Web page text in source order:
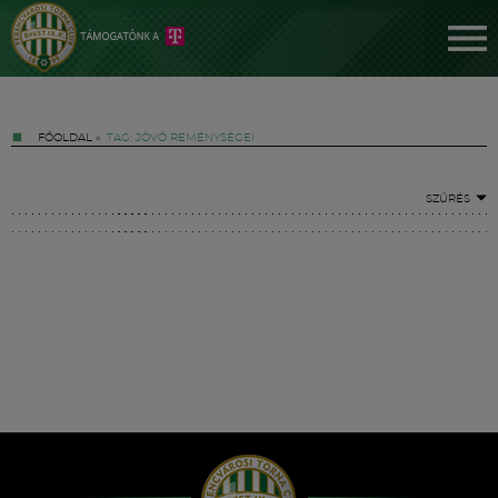
FŐOLDAL » TAG: JÖVŐ REMÉNYSÉGEI
SZŰRÉS
Hírek